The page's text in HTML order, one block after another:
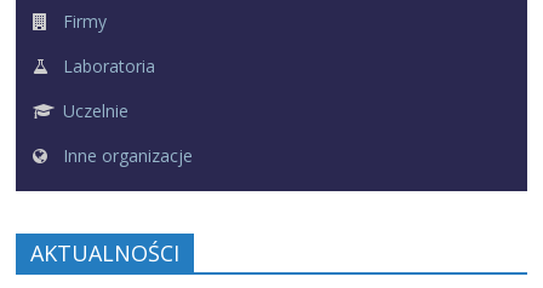
Firmy
Laboratoria
Uczelnie
Inne organizacje
AKTUALNOŚCI